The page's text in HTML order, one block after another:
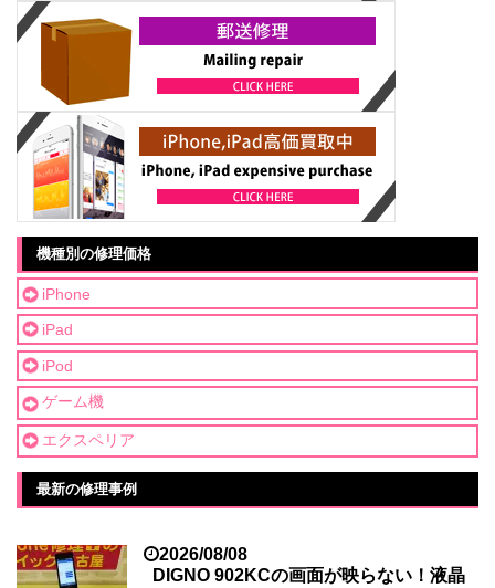
機種別の修理価格
iPhone
iPad
iPod
ゲーム機
エクスペリア
最新の修理事例
2026/08/08
DIGNO 902KCの画面が映らない！液晶